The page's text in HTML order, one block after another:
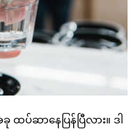
ပ်ဆာနေပြန်ပြီလား။ ဒါ